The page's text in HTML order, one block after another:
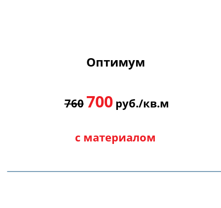
рулонных финишных покрытий
ПОДРОБНЕЕ...
Оптимум
760700 руб./кв.м
с материалом